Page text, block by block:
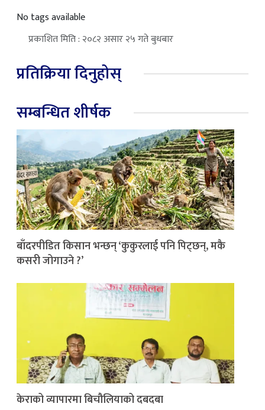
No tags available
प्रकाशित मिति : २०८२ असार २५ गते बुधबार
प्रतिक्रिया दिनुहोस्
सम्बन्धित शीर्षक
बाँदरपीडित किसान भन्छन् ‘कुकुरलाई पनि पिट्छन्, मकै
कसरी जोगाउने ?’
केराको व्यापारमा बिचौलियाको दबदबा